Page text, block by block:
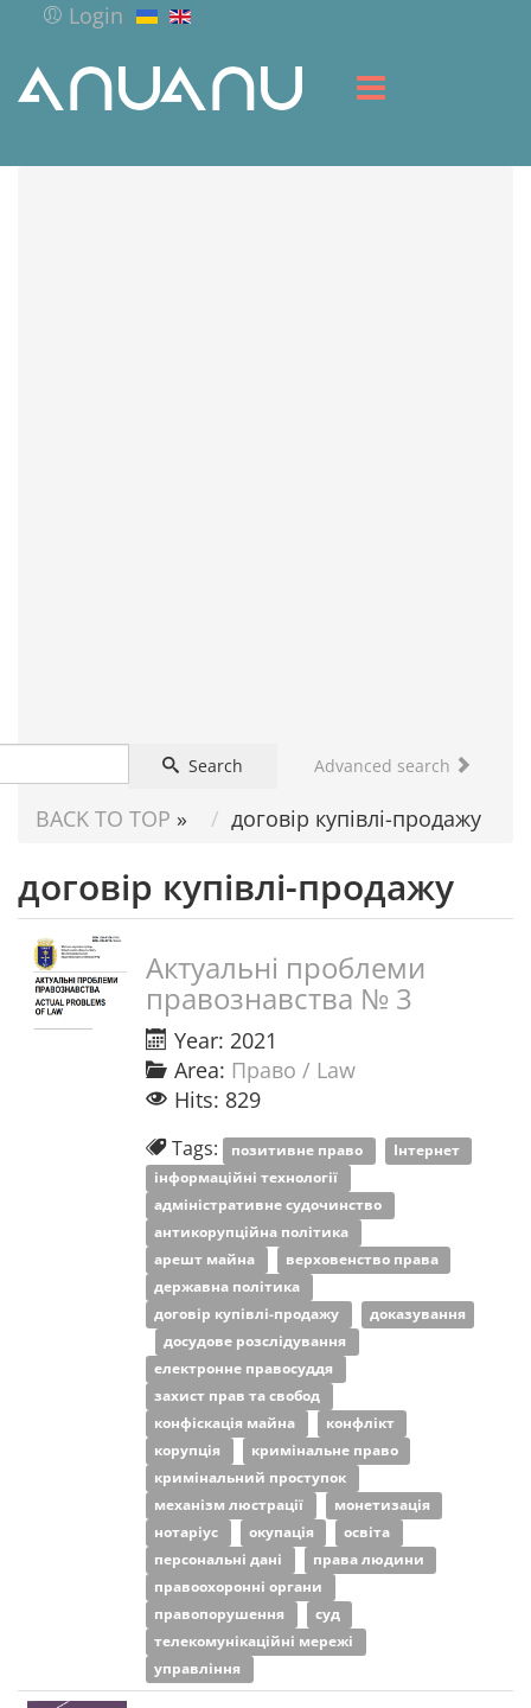
Login
Search Advanced search
BACK TO TOP » договір купівлі-продажу
договір купівлі-продажу
Актуальні проблеми
правознавства № 3
Year: 2021
Area: Право / Law
Hits: 829
Tags: позитивне право
Інтернет
інформаційні технології
адміністративне судочинство
антикорупційна політика
арешт майна
верховенство права
державна політика
договір купівлі-продажу
доказування
досудове розслідування
електронне правосуддя
захист прав та свобод
конфіскація майна
конфлікт
корупція
кримінальне право
кримінальний проступок
механізм люстрації
монетизація
нотаріус
окупація
освіта
персональні дані
права людини
правоохоронні органи
правопорушення
суд
телекомунікаційні мережі
управління